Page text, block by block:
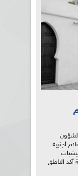
أجنبية
أكد الناطق